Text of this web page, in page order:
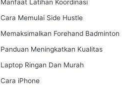
Manfaat Latihan Koordinasi
Cara Memulai Side Hustle
Memaksimalkan Forehand Badminton
Panduan Meningkatkan Kualitas
Laptop Ringan Dan Murah
Cara iPhone